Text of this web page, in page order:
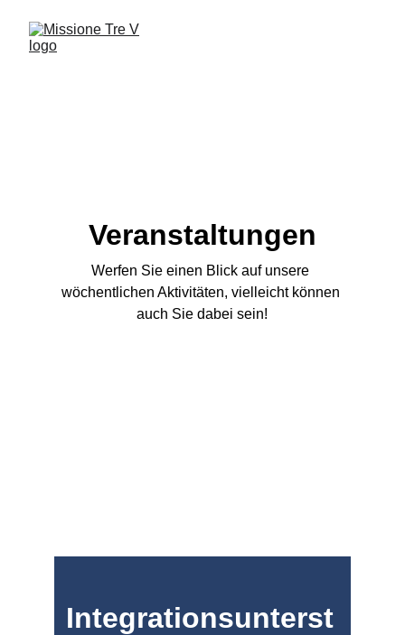
Veranstaltungen
Werfen Sie einen Blick auf unsere
wöchentlichen Aktivitäten, vielleicht können
auch Sie dabei sein!
Integrationsunterst